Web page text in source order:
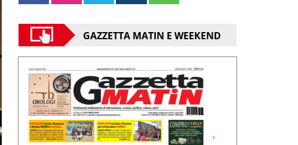
GAZZETTA MATIN E WEEKEND